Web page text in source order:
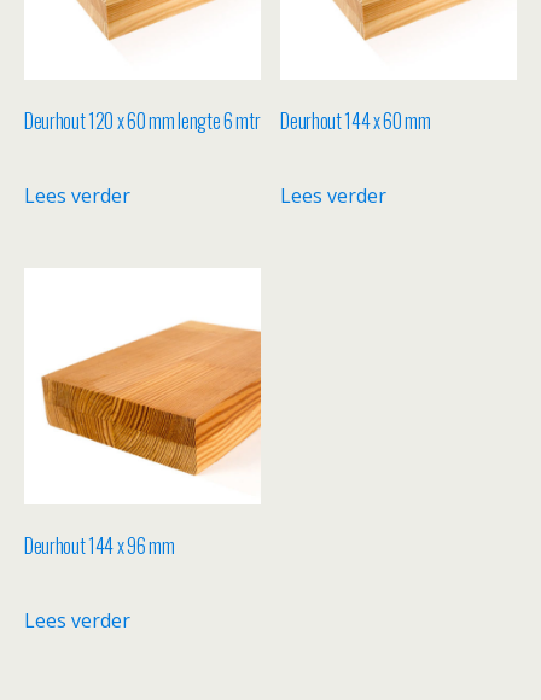
Deurhout 120 x 60 mm lengte 6 mtr
Lees verder
Deurhout 144 x 60 mm
Lees verder
Deurhout 144 x 96 mm
Lees verder